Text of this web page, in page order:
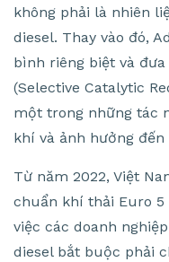
không phải là nhiên
diesel. Thay vào đó,
bình riêng biệt và
(Selective Catalytic
một trong những tác
khí và ảnh hưởng
Từ năm 2022, Việt
chuẩn khí thải Euro 5
việc các doanh
diesel bắt buộc phải